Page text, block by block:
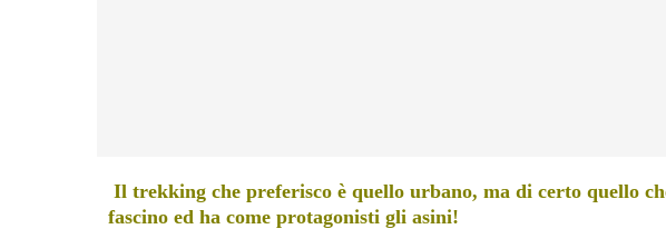
Il trekking che preferisco è quello urbano, ma di certo quello
fascino ed ha come protagonisti gli asini!